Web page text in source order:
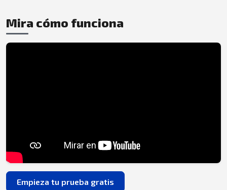
Mira cómo funciona
Empieza tu prueba gratis